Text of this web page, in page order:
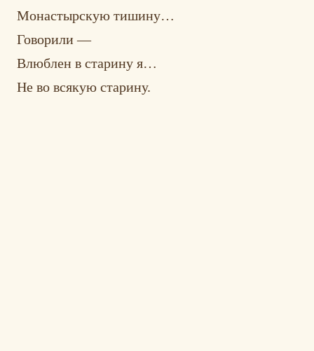
Монастырскую тишину…
Говорили —
Влюблен в старину я…
Не во всякую старину.